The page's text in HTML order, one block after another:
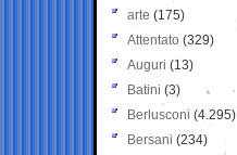
arte (175)
Attentato (329)
Auguri (13)
Batini (3)
Berlusconi (4.295)
Bersani (234)